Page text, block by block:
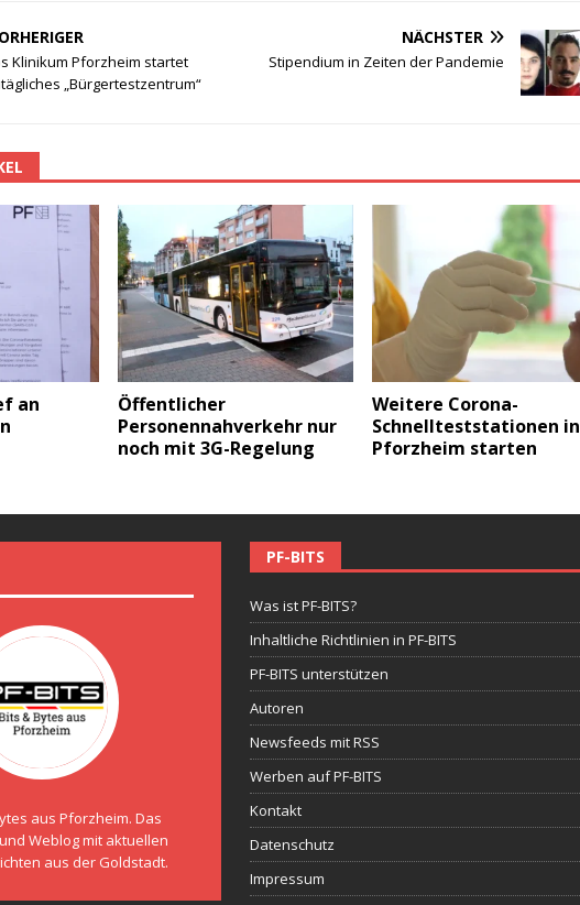
Klinikum Pforzheim startet
„Bürgertestzentrum“
NÄCHSTER
Stipendium in Zeiten der Pandemie
an
Öffentlicher
Personennahverkehr nur
noch mit 3G-Regelung
Weitere Corona-
Schnellteststationen in
Pforzheim starten
aus Pforzheim. Das
Weblog mit aktuellen
aus der Goldstadt.
PF-BITS
Was ist PF-BITS?
Inhaltliche Richtlinien in PF-BITS
PF-BITS unterstützen
Autoren
Newsfeeds mit RSS
Werben auf PF-BITS
Kontakt
Datenschutz
Impressum